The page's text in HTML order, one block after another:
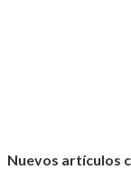
Nuevos artículos